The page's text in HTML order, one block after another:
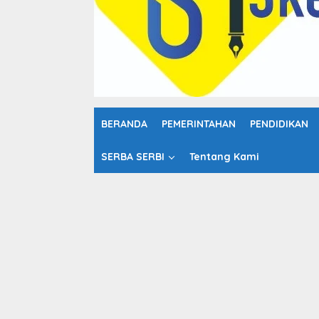
BERANDA PEMERINTAHAN PENDIDIKAN
SERBA SERBI Tentang Kami